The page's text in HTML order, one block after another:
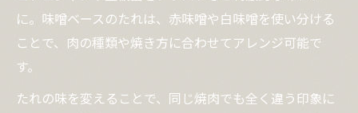
に。味噌ベースのたれは、赤味噌や白味噌を使い分ける
ことで、肉の種類や焼き方に合わせてアレンジ可能で
す。
たれの味を変えることで、同じ焼肉でも全く違う印象に